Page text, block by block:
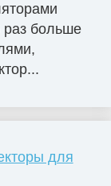
раз больше
для